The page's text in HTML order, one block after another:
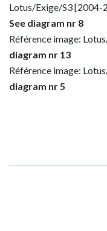
Lotus/Exige/S3
See diagram nr 8
Référence image:
diagram nr 13
Référence image:
diagram nr 5